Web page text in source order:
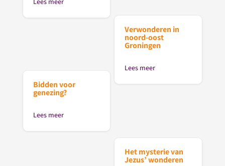
Verwonderen in
noord-oost
Groningen
Lees meer
Bidden voor
genezing?
Lees meer
Het mysterie van
Jezus’ wonderen